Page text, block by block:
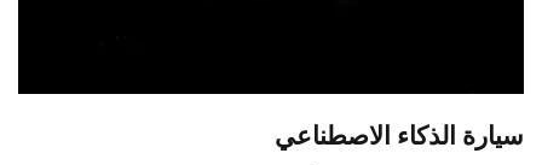
سيارة الذكاء الاصطناعي